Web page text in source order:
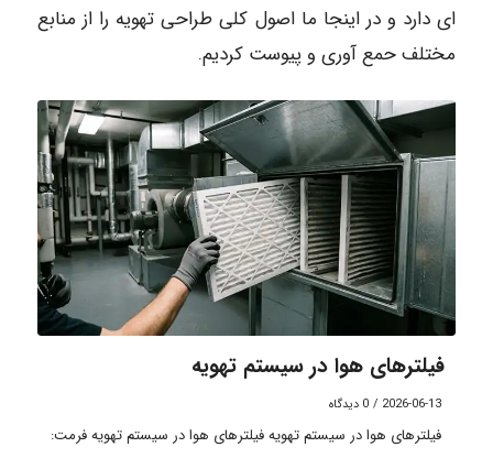
ای دارد و در اینجا ما اصول کلی طراحی تهویه را از منابع
مختلف حمع آوری و پیوست کردیم.
فیلترهای هوا در سیستم تهویه
2026-06-13
/ 0 دیدگاه
فیلترهای هوا در سیستم تهویه فیلترهای هوا در سیستم تهویه فرمت: